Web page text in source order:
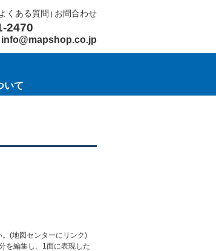
よくある質問 | お問合わせ
2470
info@mapshop.co.jp
いて
(地図センターにリンク)
を編集し、1面に表現した